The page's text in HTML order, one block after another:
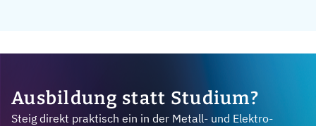
Ausbildung statt Studium?
Steig direkt praktisch ein in der Metall- und Elektro-